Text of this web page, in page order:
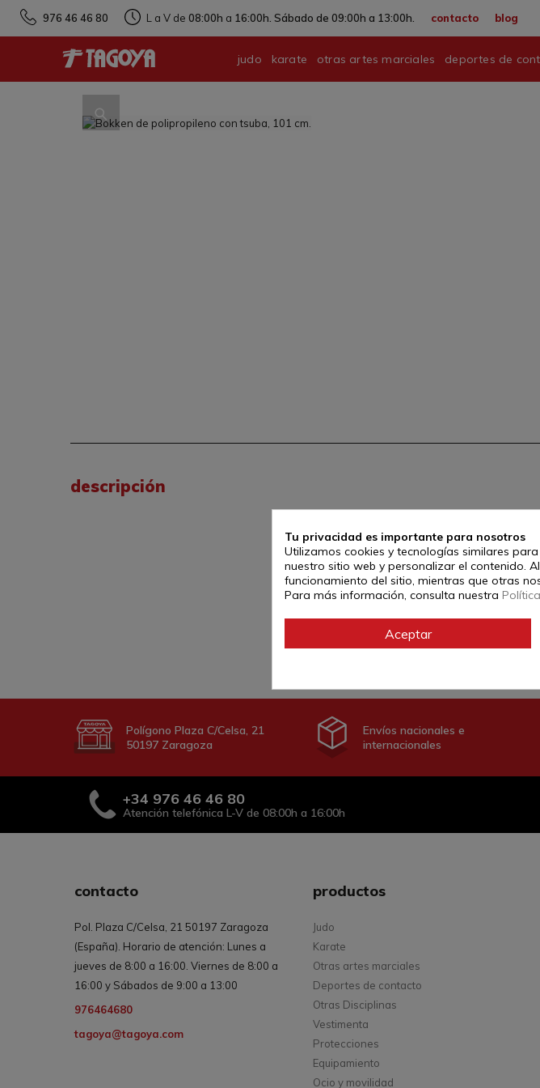
976 46 46 80 L a V de 08:00h a 16:00h. Sábado de 09:00h a 13:00h. contacto blog
judo karate otras artes marciales deportes de
descripción
Polígono Plaza C/Celsa, 21
50197 Zaragoza
Envíos nacionales e
internacionales
+34 976 46 46 80
Atención telefónica L-V de 08:00h a 16:00h
contacto
Pol. Plaza C/Celsa, 21 50197 Zaragoza
(España). Horario de atención: Lunes a
jueves de 8:00 a 16:00. Viernes de 8:00 a
16:00 y Sábados de 9:00 a 13:00
976464680
tagoya@tagoya.com
productos
Judo
Karate
Otras artes marciales
Deportes de contacto
Otras Disciplinas
Vestimenta
Protecciones
Equipamiento
Ocio y movilidad
Tu privacidad es importante para nosotros
Utilizamos cookies y tecnologías similares
nuestro sitio web y personalizar el contenido.
funcionamiento del sitio, mientras que otras
Para más información, consulta nuestra
Aceptar